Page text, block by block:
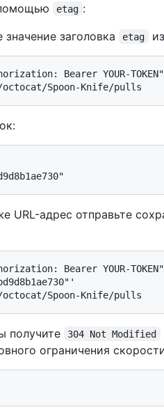
etag :
заголовка
etag
Bearer YOUR-TOKEN"
URL-адрес отправьте
Bearer YOUR-
получите 304 Not Modified
ограничения